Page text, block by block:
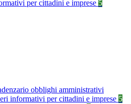
per cittadini e imprese 5
obblighi amministrativi
informativi per cittadini e imprese 5